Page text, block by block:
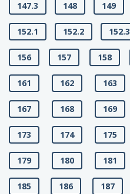
147.3 148 149
152.1 152.2 152.3
156 157 158
161 162 163
167 168 169
173 174 175
179 180 181
185 186 187